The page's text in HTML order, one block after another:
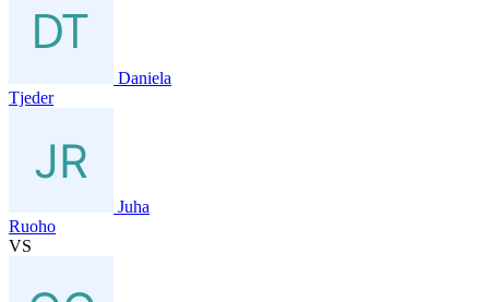
Daniela
Tjeder
Juha
Ruoho
VS